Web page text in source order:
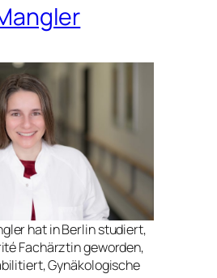
hat in Berlin studiert,
Fachärztin geworden,
Gynäkologische